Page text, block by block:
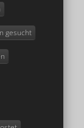
gesucht